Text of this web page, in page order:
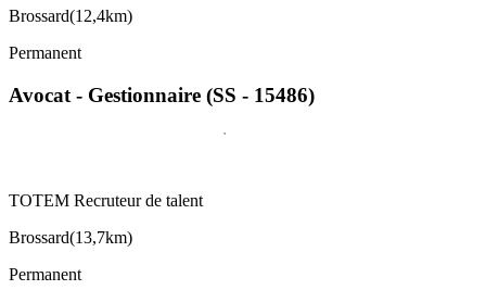
Brossard(12,4km)
Permanent
Avocat - Gestionnaire (SS - 15486)
TOTEM Recruteur de talent
Brossard(13,7km)
Permanent